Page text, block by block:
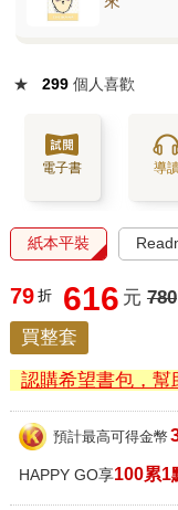
★ 299 個人喜歡
電子書 導
紙本平裝
79 折 616 元 780
買整套
認購希望書包，幫
預計最高可得金幣
HAPPY GO享100累1